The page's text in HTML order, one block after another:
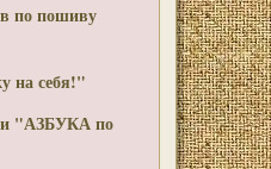
по пошиву
на себя!"
"АЗБУКА по